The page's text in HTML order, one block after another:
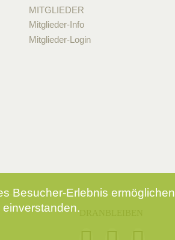
MITGLIEDER
Mitglieder-Info
Mitglieder-Login
Besucher-Erlebnis ermöglichen